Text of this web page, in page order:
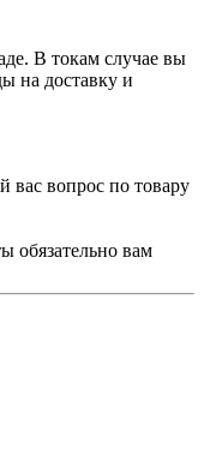
В токам случае вы
на доставку и
вопрос по товару
обязательно вам